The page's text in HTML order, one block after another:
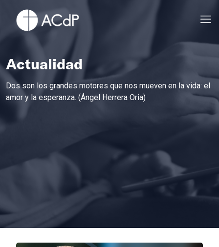
Actualidad
Dos son los grandes motores que nos mueven en la vida: el
amor y la esperanza. (Ángel Herrera Oria)